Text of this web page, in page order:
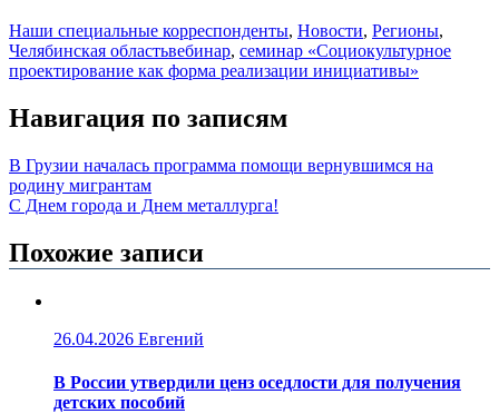
Наши специальные корреспонденты, Новости, Регионы,
Челябинская областьвебинар, семинар «Социокультурное
проектирование как форма реализации инициативы»
Навигация по записям
В Грузии началась программа помощи вернувшимся на
родину мигрантам
С Днем города и Днем металлурга!
Похожие записи
26.04.2026 Евгений
В России утвердили ценз оседлости для получения
детских пособий